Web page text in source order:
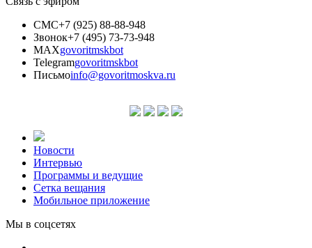
СМС+7 (925) 88-88-948
Звонок+7 (495) 73-73-948
MAXgovoritmskbot
Telegramgovoritmskbot
Письмоinfo@govoritmoskva.ru
Новости
Интервью
Программы и ведущие
Сетка вещания
Мобильное приложение
Мы в соцсетях